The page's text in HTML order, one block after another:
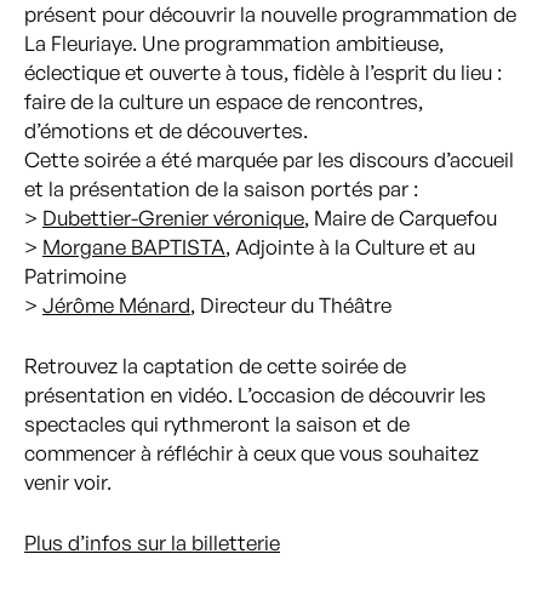
présent pour découvrir la nouvelle programmation de
La Fleuriaye. Une programmation ambitieuse,
éclectique et ouverte à tous, fidèle à l’esprit du lieu :
faire de la culture un espace de rencontres,
d’émotions et de découvertes.
Cette soirée a été marquée par les discours d’accueil
et la présentation de la saison portés par :
> Dubettier-Grenier véronique, Maire de Carquefou
> Morgane BAPTISTA, Adjointe à la Culture et au
Patrimoine
> Jérôme Ménard, Directeur du Théâtre
Retrouvez la captation de cette soirée de
présentation en vidéo. L’occasion de découvrir les
spectacles qui rythmeront la saison et de
commencer à réfléchir à ceux que vous souhaitez
venir voir.
Plus d’infos sur la billetterie